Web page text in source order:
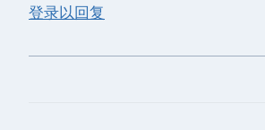
登录以回复